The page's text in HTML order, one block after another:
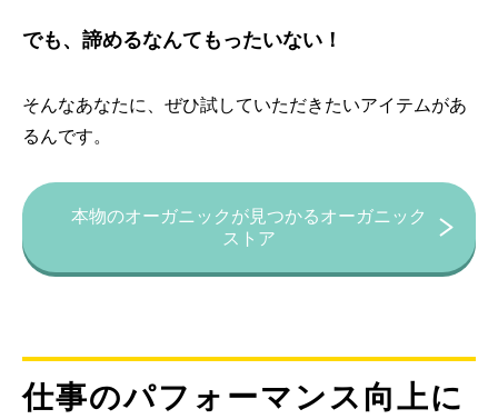
でも、諦めるなんてもったいない！
そんなあなたに、ぜひ試していただきたいアイテムがあ
るんです。
本物のオーガニックが見つかるオーガニック
ストア
仕事のパフォーマンス向上に